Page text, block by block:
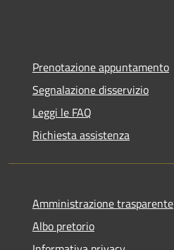
Prenotazione appuntamento
Segnalazione disservizio
Leggi le FAQ
Richiesta assistenza
Amministrazione trasparente
Albo pretorio